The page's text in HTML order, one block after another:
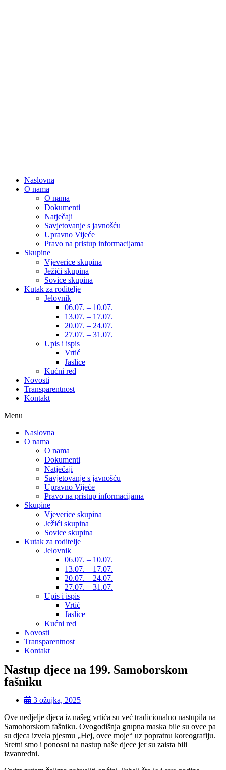
Naslovna
O nama
O nama
Dokumenti
Natječaji
Savjetovanje s javnošću
Upravno Vijeće
Pravo na pristup informacijama
Skupine
Vjeverice skupina
Ježići skupina
Sovice skupina
Kutak za roditelje
Jelovnik
06.07. – 10.07.
13.07. – 17.07.
20.07. – 24.07.
27.07. – 31.07.
Upis i ispis
Vrtić
Jaslice
Kućni red
Novosti
Transparentnost
Kontakt
Menu
Naslovna
O nama
O nama
Dokumenti
Natječaji
Savjetovanje s javnošću
Upravno Vijeće
Pravo na pristup informacijama
Skupine
Vjeverice skupina
Ježići skupina
Sovice skupina
Kutak za roditelje
Jelovnik
06.07. – 10.07.
13.07. – 17.07.
20.07. – 24.07.
27.07. – 31.07.
Upis i ispis
Vrtić
Jaslice
Kućni red
Novosti
Transparentnost
Kontakt
Nastup djece na 199. Samoborskom
fašniku
3 ožujka, 2025
Ove nedjelje djeca iz našeg vrtića su već tradicionalno nastupila na
Samoborskom fašniku. Ovogodišnja grupna maska bile su ovce pa
su djeca izvela pjesmu „Hej, ovce moje“ uz popratnu koreografiju.
Sretni smo i ponosni na nastup naše djece jer su zaista bili
izvanredni.